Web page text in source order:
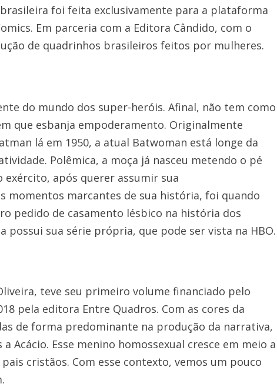
foi feita exclusivamente para a plataforma
Em parceria com a Editora Cândido, com o
de quadrinhos brasileiros feitos por mulheres.
do mundo dos super-heróis. Afinal, não tem como
que esbanja empoderamento. Originalmente
lá em 1950, a atual Batwoman está longe da
Polêmica, a moça já nasceu metendo o pé
exército, após querer assumir sua
momentos marcantes de sua história, foi quando
pedido de casamento lésbico na história dos
possui sua série própria, que pode ser vista na HBO.
teve seu primeiro volume financiado pelo
pela editora Entre Quadros. Com as cores da
de forma predominante na produção da narrativa,
Acácio. Esse menino homossexual cresce em meio a
cristãos. Com esse contexto, vemos um pouco